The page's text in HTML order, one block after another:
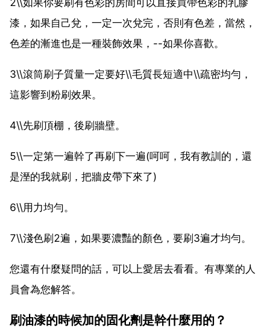
漆，如果自己兌，一定一次兌完，否則有色差，當然，
色差的漸進也是一種裝飾效果，--如果你喜歡。
3\\滾筒刷子質量一定要好\\毛質長短適中\\疏密均勻，
這影響到粉刷效果。
4\\先刷頂棚，後刷牆壁。
5\\一定第一遍幹了再刷下一遍(呵呵，我有教訓的，還
是溼的我就刷，把牆皮帶下來了)
6\\用力均勻。
7\\淺色刷2遍，如果要濃豔的顏色，要刷3遍才均勻。
您還有什麼疑問的話，可以上愛居去看看。有專業的人
員會為您解答。
刷油漆的時候加的固化劑是幹什麼用的？